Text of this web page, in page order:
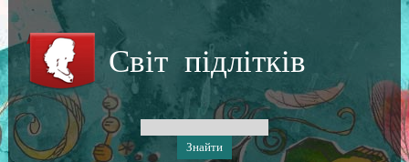
Світ підлітків